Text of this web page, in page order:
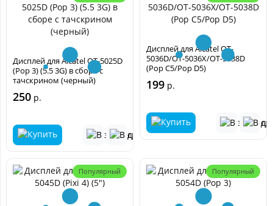
Дисплей для Alcatel OT-5025D
(Pop 3) (5.5 3G) в сборе с
тачскрином (черный)
250 р.
Дисплей для Alcatel OT-
5036D/OT-5036X/OT-5038D
(Pop C5/Pop D5)
199 р.
Популярный Популярный